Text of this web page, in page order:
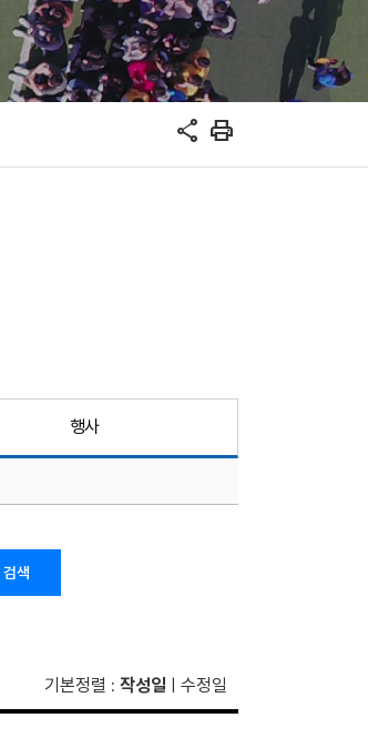
share print
행사
검색
기본정렬 : 작성일 수정일